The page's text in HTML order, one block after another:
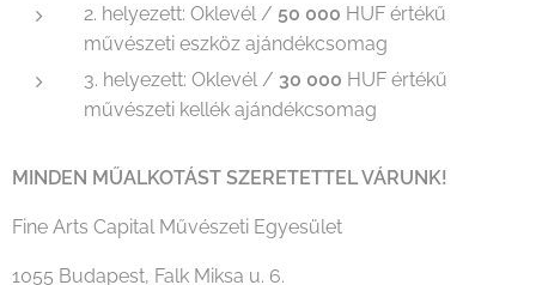
2. helyezett: Oklevél / 50 000 HUF értékű
művészeti eszköz ajándékcsomag
3. helyezett: Oklevél / 30 000 HUF értékű
művészeti kellék ajándékcsomag
MINDEN MŰALKOTÁST SZERETETTEL VÁRUNK!
Fine Arts Capital Művészeti Egyesület
1055 Budapest, Falk Miksa u. 6.